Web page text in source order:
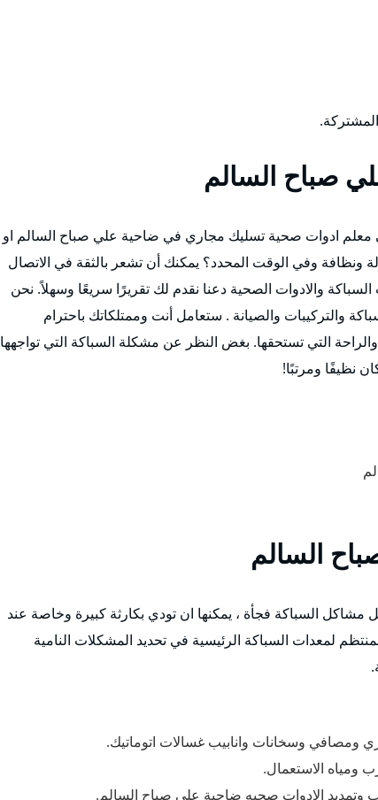
صباح السالم
معلم ادوات صحية تسليك مجاري في ضاحية علي صباح السالم او
ونظافة وفي الوقت المحدد؟ يمكنك أن تشعر بالثقة في الاتصال
والادوات الصحية دعنا نقدم لك تقريرًا سريعًا وسهلاً. نحن
والتركيبات والصيانة . ستعامل أنت وممتلكاتك باحترام
التي تستحقها. بغض النظر عن مشكلة السباكة التي تواجهها
نظيفًا ومرتبًا!
السالم
السباكة فجأة ، يمكنها ان تودي بكارثة كبيرة وخاصة عند
لمعدات السباكة الرئيسية في تحديد المشكلات النامية
وسخانات وانابيب غسالات اتوماتيك.
الاستعمال.
الادوات صحيه ضاحية علي صباح السالم.